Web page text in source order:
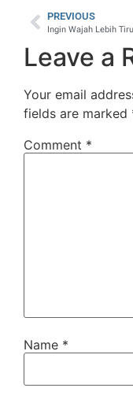
PREVIOUS
Leave a
Your email
fields are marked
Comment *
Name *